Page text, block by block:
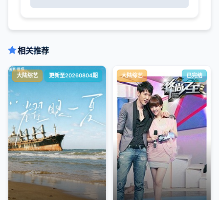
相关推荐
大陆综艺 更新至20260804期 大陆综艺 已完结